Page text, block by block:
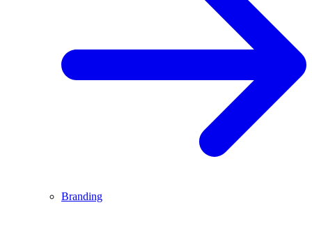
Branding